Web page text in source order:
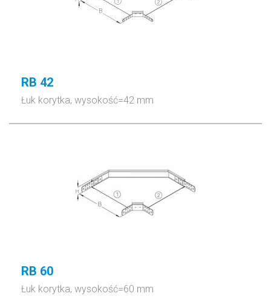
RB 42
Łuk korytka, wysokość=42 mm
RB 60
Łuk korytka, wysokość=60 mm